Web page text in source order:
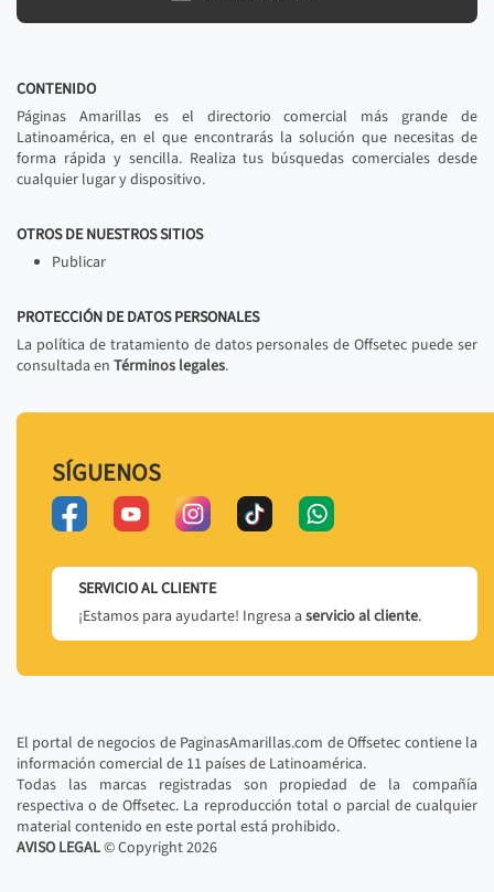
CONTENIDO
Páginas Amarillas es el directorio comercial más grande de
Latinoamérica, en el que encontrarás la solución que necesitas de
forma rápida y sencilla. Realiza tus búsquedas comerciales desde
cualquier lugar y dispositivo.
OTROS DE NUESTROS SITIOS
Publicar
PROTECCIÓN DE DATOS PERSONALES
La política de tratamiento de datos personales de Offsetec puede ser
consultada en Términos legales.
SÍGUENOS
SERVICIO AL CLIENTE
¡Estamos para ayudarte! Ingresa a servicio al cliente.
El portal de negocios de PaginasAmarillas.com de Offsetec contiene la
información comercial de 11 países de Latinoamérica.
Todas las marcas registradas son propiedad de la compañía
respectiva o de Offsetec. La reproducción total o parcial de cualquier
material contenido en este portal está prohibido.
AVISO LEGAL© Copyright2026